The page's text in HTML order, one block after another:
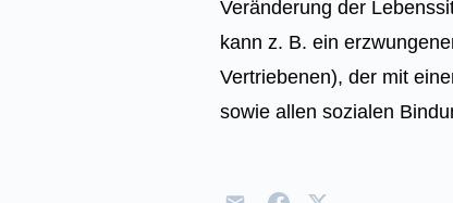
Veränderung der
kann z. B. ein
Vertriebenen), der mit
sowie allen sozialen